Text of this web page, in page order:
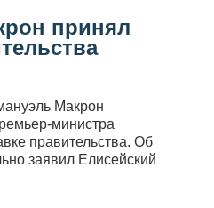
принял
Макрон
министра
правительства. Об
заявил Елисейский